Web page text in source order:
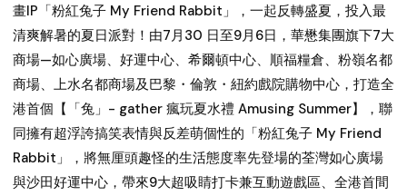
畫IP「粉紅兔子 My Friend Rabbit」，一起反轉盛夏，投入最
清爽解暑的夏日派對！由7月30 日至9月6日，華懋集團旗下7大
商場—如心廣場、好運中心、希爾頓中心、順福糧倉、粉嶺名都
商場、上水名都商場及巴黎・倫敦・紐約戲院購物中心，打造全
港首個【「兔」- gather 瘋玩夏水禮 Amusing Summer】，聯
同擁有超浮誇搞笑表情與反差萌個性的「粉紅兔子 My Friend
Rabbit」，將無厘頭趣怪的生活態度率先登場的荃灣如心廣場
與沙田好運中心，帶來9大超吸睛打卡兼互動遊戲區、全港首間